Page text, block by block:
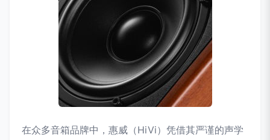
在众多音箱品牌中，惠威（HiVi）凭借其严谨的声学